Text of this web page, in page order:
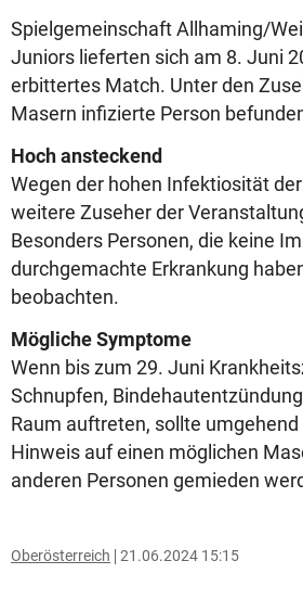
Spielgemeinschaft Allhaming/
Juniors lieferten sich am 8. Juni
erbittertes Match. Unter den
Masern infizierte Person
Hoch ansteckend
Wegen der hohen Infektiosität
weitere Zuseher der
Besonders Personen, die keine
durchgemachte Erkrankung
beobachten.
Mögliche Symptome
Wenn bis zum 29. Juni
Schnupfen,
Raum auftreten, sollte
Hinweis auf einen möglichen
anderen Personen gemieden
Oberösterreich 21.06.2024 15:15